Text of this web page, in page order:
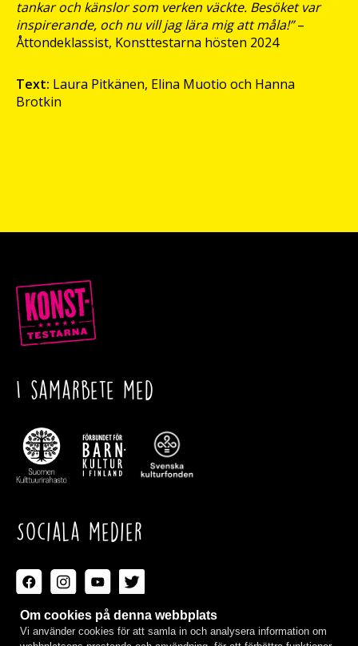
Om cookies på denna webbplats
Vi använder cookies för att samla in och analysera information om
tankar och känslor som verken väckte. Besöket var
inspirerande, och nu vill jag lära mig att måla!”–
Åttondeklassist, Konsttestarna hösten 2024
Text: Laura Pitkänen, Elina Muotio och Hanna
Brotkin
I samarbete med
Sociala medier